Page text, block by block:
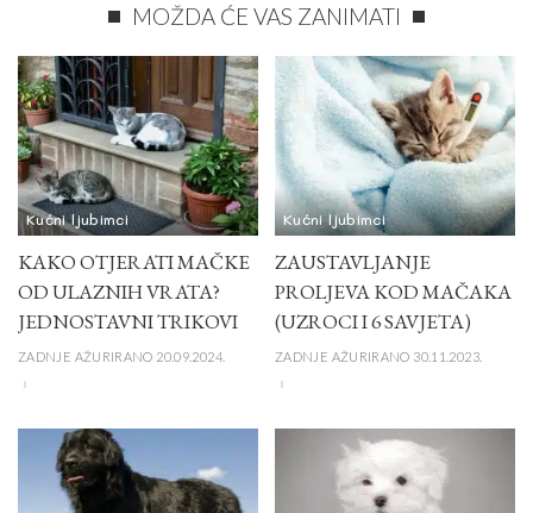
MOŽDA ĆE VAS ZANIMATI
Kućni ljubimci
KAKO OTJERATI MAČKE
OD ULAZNIH VRATA?
JEDNOSTAVNI TRIKOVI
ZADNJE AŽURIRANO 20.09.2024.
Kućni ljubimci
ZAUSTAVLJANJE
PROLJEVA KOD MAČAKA
(UZROCI I 6 SAVJETA)
ZADNJE AŽURIRANO 30.11.2023.